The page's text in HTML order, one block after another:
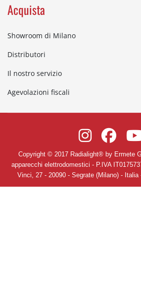
Acquista
Showroom di Milano
Distributori
Il nostro servizio
Agevolazioni fiscali
Copyright © 2017 Radialight® by Ermete
apparecchi elettrodomestici - P.IVA
Vinci, 27- 20090- Segrate (Milano) - Italia